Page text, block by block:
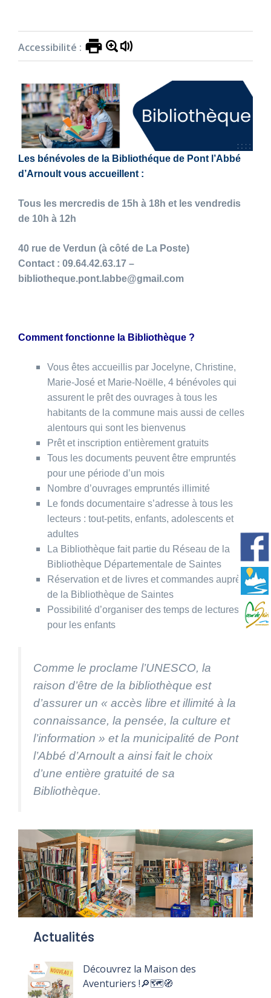
Accessibilité :
Les bénévoles de la Bibliothéque de Pont l’Abbé
d’Arnoult vous accueillent :
Tous les mercredis de 15h à 18h et les vendredis
de 10h à 12h
40 rue de Verdun (à côté de La Poste)
Contact : 09.64.42.63.17 –
bibliotheque.pont.labbe@gmail.com
Comment fonctionne la Bibliothèque ?
Vous êtes accueillis par Jocelyne, Christine,
Marie-José et Marie-Noëlle, 4 bénévoles qui
assurent le prêt des ouvrages à tous les
habitants de la commune mais aussi de celles
alentours qui sont les bienvenus
Prêt et inscription entièrement gratuits
Tous les documents peuvent être empruntés
pour une période d’un mois
Nombre d’ouvrages empruntés illimité
Le fonds documentaire s’adresse à tous les
lecteurs : tout-petits, enfants, adolescents et
adultes
La Bibliothèque fait partie du Réseau de la
Bibliothèque Départementale de Saintes
Réservation et de livres et commandes auprès
de la Bibliothèque de Saintes
Possibilité d’organiser des temps de lectures
pour les enfants
Comme le proclame l’UNESCO, la
raison d’être de la bibliothèque est
d’assurer un « accès libre et illimité à la
connaissance, la pensée, la culture et
l’information » et la municipalité de Pont
l’Abbé d’Arnoult a ainsi fait le choix
d’une entière gratuité de sa
Bibliothèque.
Actualités
Découvrez la Maison des
Aventuriers !🔎🗺️🧭